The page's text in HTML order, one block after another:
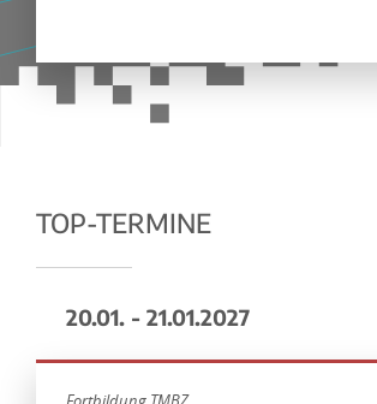
TOP-TERMINE
20.01. - 21.01.2027